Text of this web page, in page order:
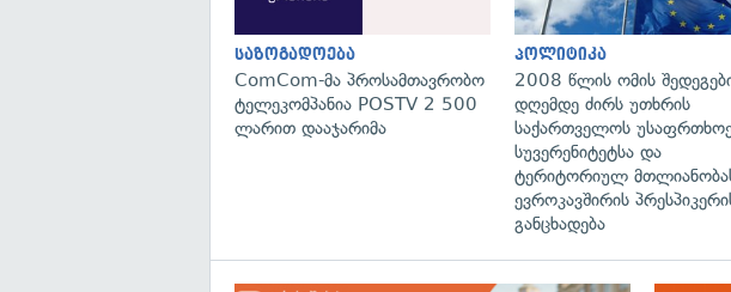
საზოგადოება
ComCom-მა პროსამთავრობო
ტელეკომპანია POSTV 2 500
ლარით დააჯარიმა
პოლიტიკა
2008 წლის ომის
დღემდე ძირს უთხრის
საქართველოს
სუვერენიტეტსა და
ტერიტორიულ
ევროკავშირის
განცხადება